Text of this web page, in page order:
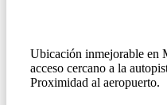
Ubicación inmejorable en
acceso cercano a la
Proximidad al aeropuerto.